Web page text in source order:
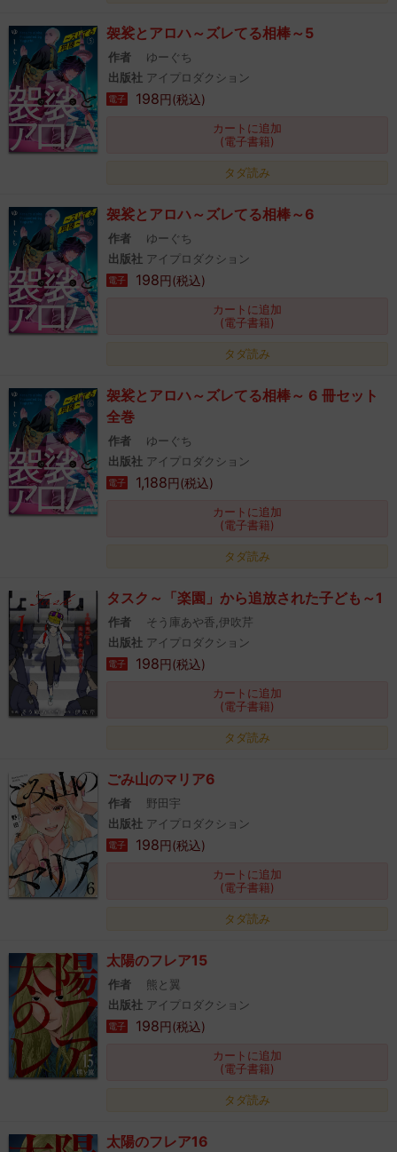
袈裟とアロハ～ズレてる相棒～5
作者
ゆーぐち
出版社 アイプロダクション
電子 198円(税込)
カートに追加
(電子書籍)
タダ読み
袈裟とアロハ～ズレてる相棒～6
作者
ゆーぐち
出版社 アイプロダクション
電子 198円(税込)
カートに追加
(電子書籍)
タダ読み
袈裟とアロハ～ズレてる相棒～ 6 冊セット
全巻
作者
ゆーぐち
出版社 アイプロダクション
電子 1,188円(税込)
カートに追加
(電子書籍)
タダ読み
タスク～「楽園」から追放された子ども～1
作者
そう庫あや香,伊吹芹
出版社 アイプロダクション
電子 198円(税込)
カートに追加
(電子書籍)
タダ読み
ごみ山のマリア6
作者
野田宇
出版社 アイプロダクション
電子 198円(税込)
カートに追加
(電子書籍)
タダ読み
太陽のフレア15
作者
熊と翼
出版社 アイプロダクション
電子 198円(税込)
カートに追加
(電子書籍)
タダ読み
太陽のフレア16